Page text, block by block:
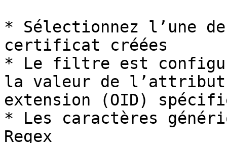
* Sélectionnez l’une
certificat créées
* Le filtre est
la valeur de
extension (OID)
* Les caractères
Regex